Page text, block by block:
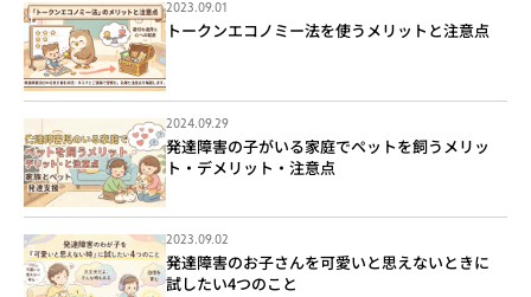
2023.09.01
トークンエコノミー法を使うメリットと注意点
2024.09.29
発達障害の子がいる家庭でペットを飼うメリッ
ト・デメリット・注意点
2023.09.02
発達障害のお子さんを可愛いと思えないときに
試したい4つのこと